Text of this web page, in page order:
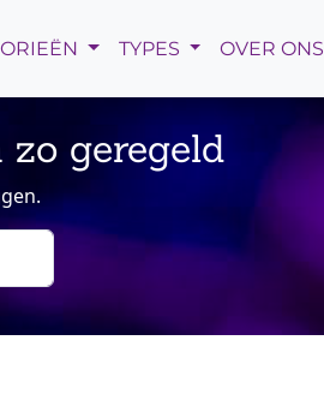
TYPES OVER ONS
geregeld